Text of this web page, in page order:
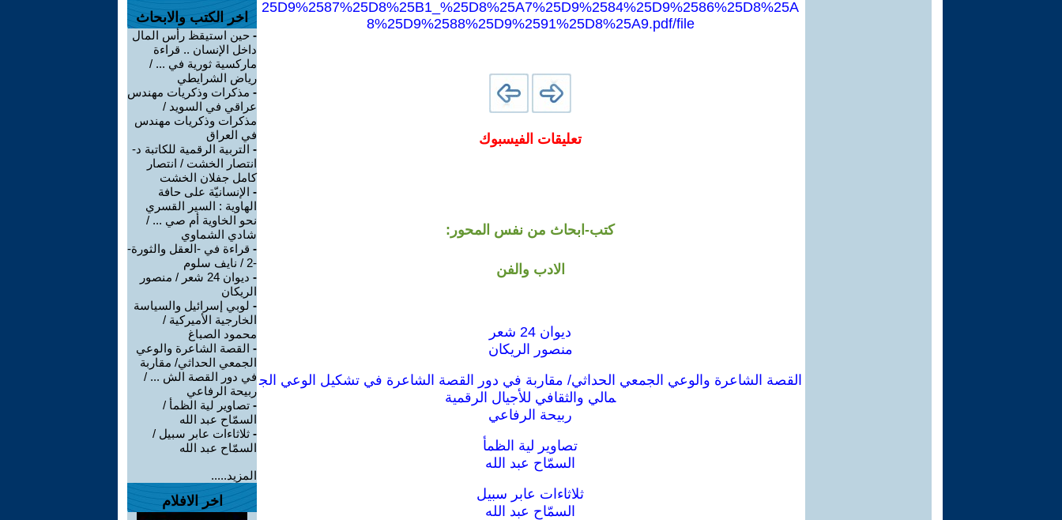
25D9%2587%25D8%25B1_%25D8%25A7%25D9%2584%25D9%2586%25D8%25A
8%25D9%2588%25D9%2591%25D8%25A9.pdf/file
تعليقات الفيسبوك
كتب-ابحاث من نفس المحور:
الادب والفن
ديوان 24 شعر
منصور الريكان
القصة الشاعرة والوعي الجمعي الحداثي/ مقاربة في دور القصة الشاعرة في تشكيل الوعي الج
مالي والثقافي للأجيال الرقمية
ربيحة الرفاعي
تصاوير لية الظمأ
السمّاح عبد الله
ثلاثاءات عابر سبيل
السمّاح عبد الله
اخر الكتب والابحاث
- حين استيقظ رأس المال
داخل الإنسان .. قراءة
ماركسية ثورية في ... /
رياض الشرايطي
- مذكرات وذكريات مهندس
عراقي في السويد /
مذكرات وذكريات مهندس
في العراق
- التربية الرقمية للكاتبة د-
انتصار الخشت / انتصار
كامل جفلان الخشت
- الإنسانيّة على حافة
الهاوية : السير القسري
نحو الخاوية أم صي ... /
شادي الشماوي
- قراءة في -العقل والثورة-
-2 / نايف سلوم
-
ديوان 24 شعر / منصور
الريكان
- لوبي إسرائيل والسياسة
الخارجية الأميركية /
محمود الصباغ
- القصة الشاعرة والوعي
الجمعي الحداثي/ مقاربة
في دور القصة الش ... /
ربيحة الرفاعي
- تصاوير لية الظمأ /
السمّاح عبد الله
- ثلاثاءات عابر سبيل /
السمّاح عبد الله
المزيد.....
اخر الافلام